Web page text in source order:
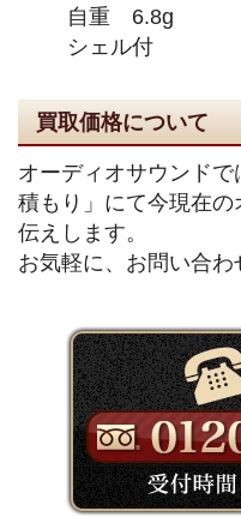
自重 6.8g
シェル付
買取価格について
オーディオサウンド
積もり」にて今現在
伝えします。
お気軽に、お問い合わ